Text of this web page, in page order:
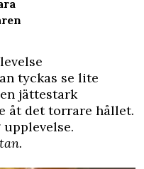
tyckas se lite
jättestark
åt det torrare hållet.